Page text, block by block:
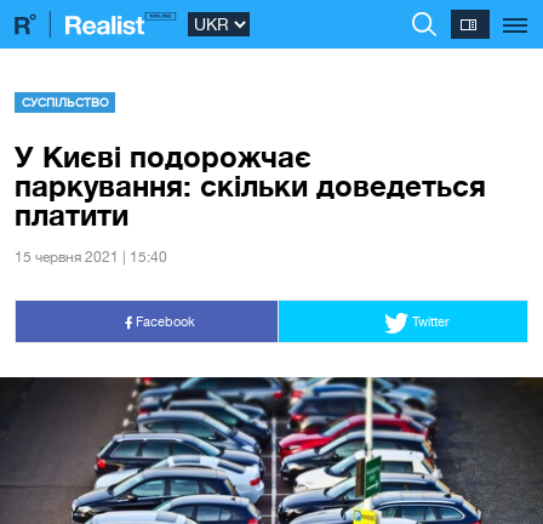
СУСПІЛЬСТВО
У Києві подорожчає
паркування: скільки доведеться
платити
15 червня 2021 | 15:40
Facebook Twitter